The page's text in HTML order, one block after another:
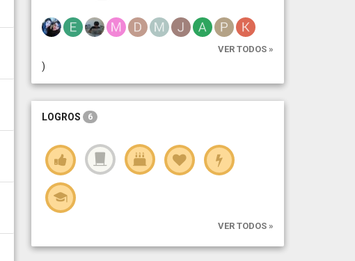
VER TODOS »
)
LOGROS 6
VER TODOS »